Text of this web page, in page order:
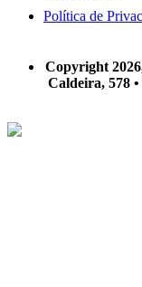
Política de
Copyright
Caldeira, 578